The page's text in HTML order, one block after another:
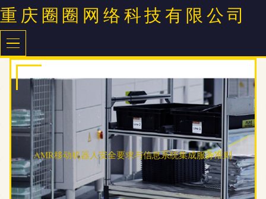
重庆圈圈网络科技有限公司
AMR移动机器人安全要求与信息系统集成服务准则